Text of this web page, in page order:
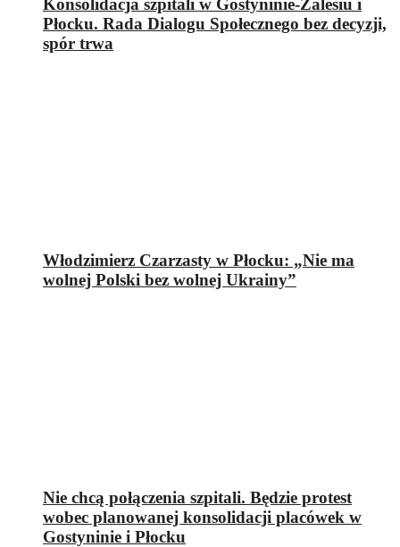
Konsolidacja szpitali w Gostyninie-Zalesiu i
Płocku. Rada Dialogu Społecznego bez decyzji,
spór trwa
Włodzimierz Czarzasty w Płocku: „Nie ma
wolnej Polski bez wolnej Ukrainy”
Nie chcą połączenia szpitali. Będzie protest
wobec planowanej konsolidacji placówek w
Gostyninie i Płocku